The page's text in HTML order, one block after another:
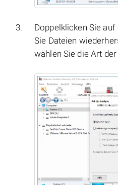
Doppelklicken Sie
Sie Dateien
wählen Sie die Art